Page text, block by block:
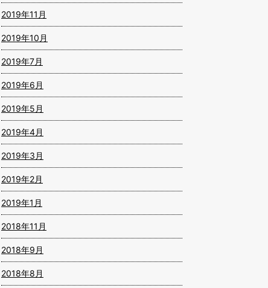
2019年11月
2019年10月
2019年7月
2019年6月
2019年5月
2019年4月
2019年3月
2019年2月
2019年1月
2018年11月
2018年9月
2018年8月